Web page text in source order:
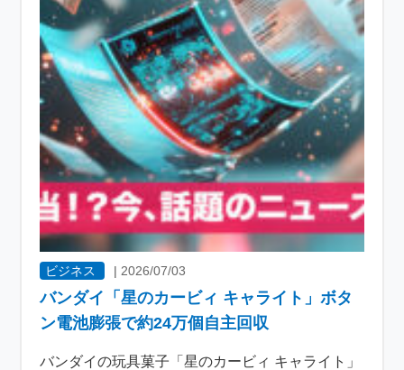
ビジネス | 2026/07/03
バンダイ「星のカービィ キャライト」ボタ
ン電池膨張で約24万個自主回収
バンダイの玩具菓子「星のカービィ キャライト」